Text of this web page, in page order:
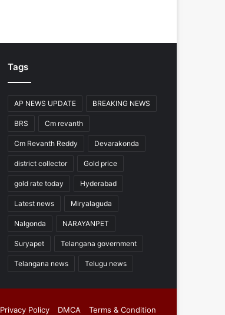
Tags
AP NEWS UPDATE BREAKING NEWS
BRS Cm revanth
Cm Revanth Reddy Devarakonda
district collector Gold price
gold rate today Hyderabad
Latest news Miryalaguda
Nalgonda NARAYANPET
Suryapet Telangana government
Telangana news Telugu news
Privacy Policy DMCA Terms & Condition